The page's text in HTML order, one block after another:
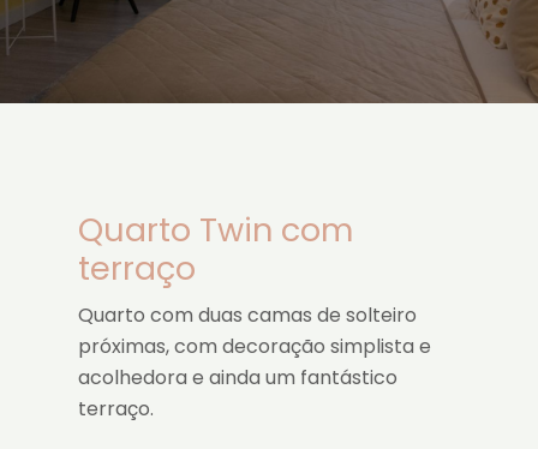
Quarto Twin com
terraço
Quarto com duas camas de solteiro
próximas, com decoração simplista e
acolhedora e ainda um fantástico
terraço.